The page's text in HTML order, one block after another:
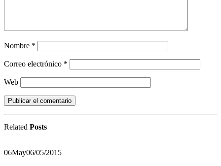
Nombre *
Correo electrónico *
Web
Related Posts
06May06/05/2015